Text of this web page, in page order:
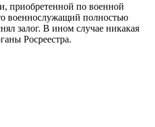
приобретенной по военной
военнослужащий полностью
залог. В ином случае никакая
Росреестра.